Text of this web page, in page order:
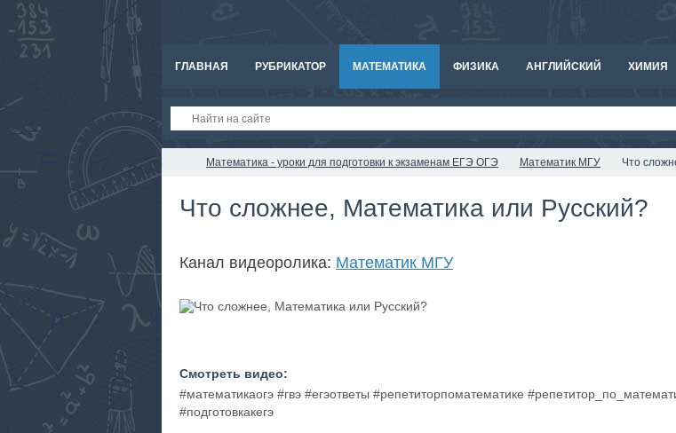
ГЛАВНАЯ РУБРИКАТОР МАТЕМАТИКА ФИЗИКА АНГЛИЙСКИЙ ХИМИЯ
Математика - уроки для подготовки к экзаменам ЕГЭ ОГЭ Математик МГУ Что
Что сложнее, Математика или Русский?
Канал видеоролика: Математик МГУ
Смотреть видео:
#математикаогэ #гвэ #егэответы #репетиторпоматематике
#подготовкакегэ